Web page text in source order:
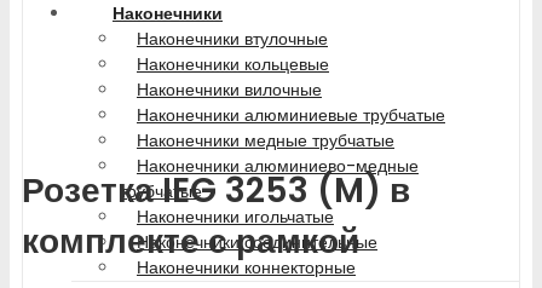
Наконечники
Наконечники втулочные
Наконечники кольцевые
Наконечники вилочные
Наконечники алюминиевые трубчатые
Наконечники медные трубчатые
Наконечники алюминиево-медные
трубчатые
Наконечники игольчатые
Наконечники соединительные
Наконечники коннекторные
Розетка IEG 3253 (M) в
комплекте с рамкой